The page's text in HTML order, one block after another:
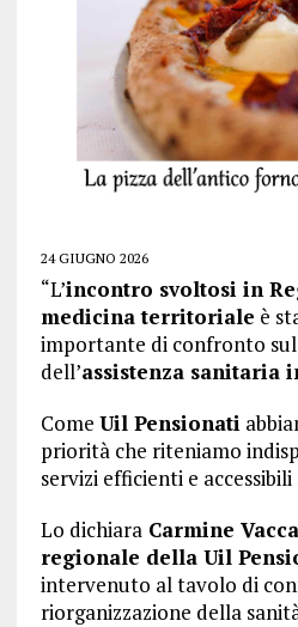
24 GIUGNO 2026
“L’incontro svoltosi in
medicina territoriale è
importante di confronto
dell’assistenza sanitaria
Come Uil Pensionati
priorità che riteniamo
servizi efficienti e
Lo dichiaraCarmine
regionale della Uil
intervenuto al tavolo di
riorganizzazione della